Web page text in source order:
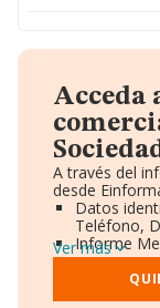
Acceda
A través del
desde
Datos
Teléfono,
Informe
Gráficos
Consejo
Directivos
Ver más